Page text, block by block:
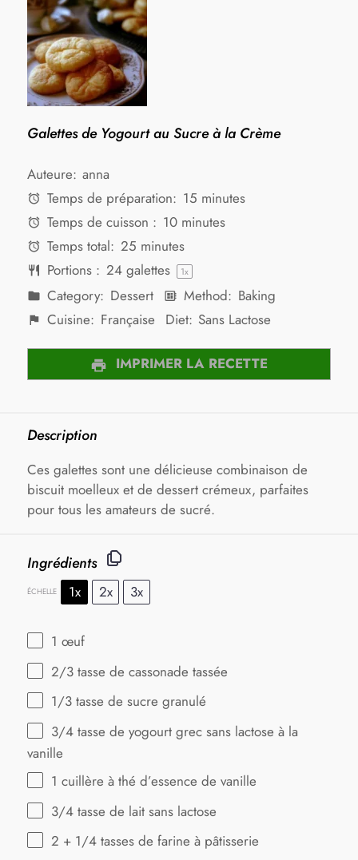
Galettes de Yogourt au Sucre à la Crème
Auteure: anna
Temps de préparation: 15 minutes
Temps de cuisson : 10 minutes
Temps total: 25 minutes
Portions : 24galettes 1x
Category: Dessert Method: Baking
Cuisine: Française Diet: Sans Lactose
IMPRIMER LA RECETTE
Description
Ces galettes sont une délicieuse combinaison de
biscuit moelleux et de dessert crémeux, parfaites
pour tous les amateurs de sucré.
Ingrédients
ÉCHELLE 1x 2x 3x
1 œuf
2/3 tasse de cassonade tassée
1/3 tasse de sucre granulé
3/4 tasse de yogourt grec sans lactose à la
vanille
1 cuillère à thé d’essence de vanille
3/4 tasse de lait sans lactose
2 + 1/4 tasses de farine à pâtisserie